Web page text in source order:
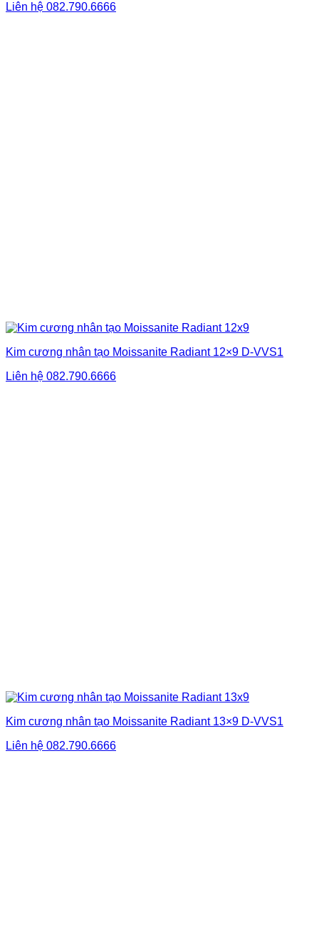
Liên hệ 082.790.6666
Kim cương nhân tạo Moissanite Radiant 12×9 D-VVS1
Liên hệ 082.790.6666
Kim cương nhân tạo Moissanite Radiant 13×9 D-VVS1
Liên hệ 082.790.6666